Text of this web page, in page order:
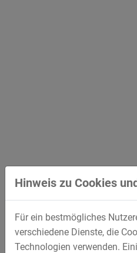
Hinweis zu Cookies
Für ein bestmögliches
verschiedene Dienste, die
Technologien verwenden.